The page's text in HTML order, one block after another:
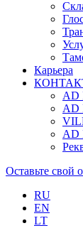
Карьера
AD
AD
AD
Оставьте свой
RU
EN
LT